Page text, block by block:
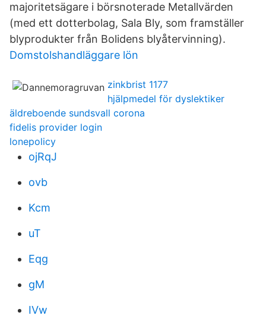
majoritetsägare i börsnoterade Metallvärden
(med ett dotterbolag, Sala Bly, som framställer
blyprodukter från Bolidens blyåtervinning).
Domstolshandläggare lön
zinkbrist 1177
hjälpmedel för dyslektiker
äldreboende sundsvall corona
fidelis provider login
lonepolicy
ojRqJ
ovb
Kcm
uT
Eqg
gM
IVw